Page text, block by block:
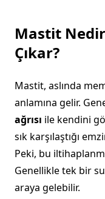
Mastit
Çıkar?
Mastit, aslında
anlamına gelir.
ağrısı ile kendini
sık karşılaştığı
Peki, bu
Genellikle tek bir
araya gelebilir.